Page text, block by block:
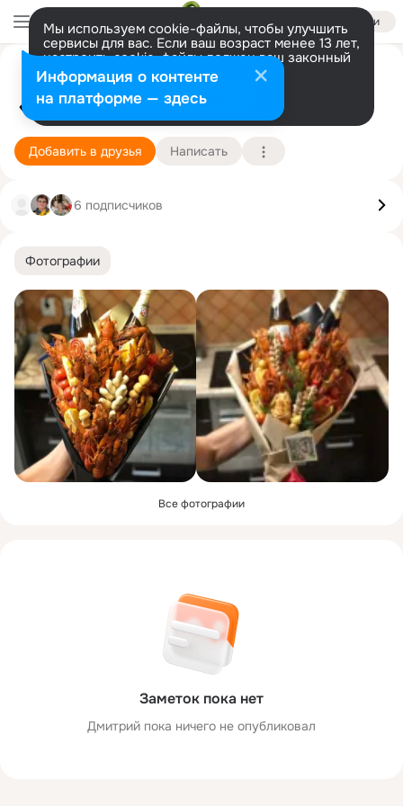
Войти
Мы используем cookie-файлы, чтобы улучшить
сервисы для вас. Если ваш возраст менее 13 лет,
настроить cookie-файлы должен ваш законный
представитель. Больше информации
Разрешить все Настроить
Дмитрий Букетов
11 мая (41 год)
Добавить в друзья Написать
Фотографии
Все фотографии
Заметок пока нет
Дмитрий пока ничего не опубликовал
6 подписчиков
Информация о контенте
на платформе — здесь